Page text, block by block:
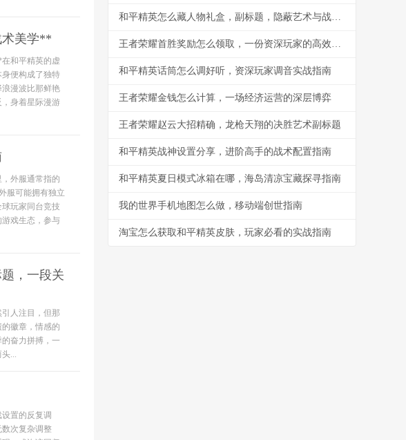
术美学**
和平精英的虚
便构成了独特
漫波比那鲜艳
身着星际漫游
外服通常指的
服可能拥有独立
玩家同台竞技
戏生态，参与
，一段关
人注目，但那
徽章，情感的
奋力拼搏，一
...
置的反复调
次复杂调整
和平精英怎么藏人物礼盒，副标题，隐蔽艺术与战术博弈
王者荣耀首胜奖励怎么领取，一份资深玩家的高效指南，副标题，揭秘每日第一胜的隐藏技巧与深远意义
和平精英话筒怎么调好听，资深玩家调音实战指南
王者荣耀金钱怎么计算，一场经济运营的深层博弈
王者荣耀赵云大招精确，龙枪天翔的决胜艺术副标题
和平精英战神设置分享，进阶高手的战术配置指南
和平精英夏日模式冰箱在哪，海岛清凉宝藏探寻指南
我的世界手机地图怎么做，移动端创世指南
淘宝怎么获取和平精英皮肤，玩家必看的实战指南